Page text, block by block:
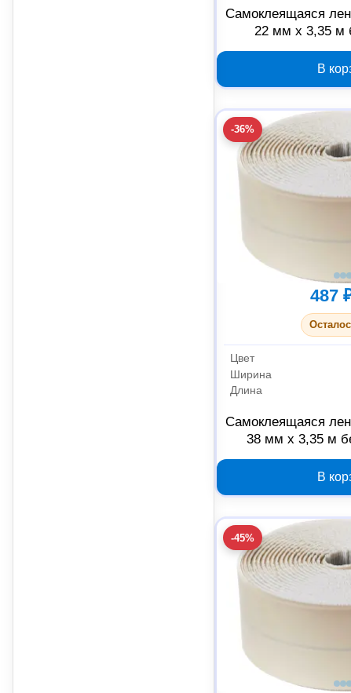
Самоклеящаяся
22 мм x 3,35 м
В
-36%
487
Цвет
Ширина
Длина
Самоклеящаяся
38 мм x 3,35 м
В
-45%